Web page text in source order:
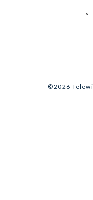
Biuro Reklamy
©2026